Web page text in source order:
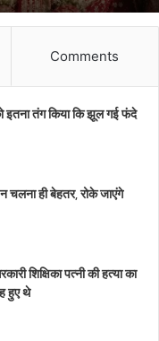
Comments
इतना तंग किया कि झूल गई फंदे
ही बेहतर, रोके जाएंगे
शिक्षिका पत्नी की हत्या का
हुए थे